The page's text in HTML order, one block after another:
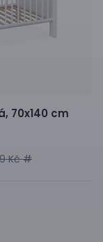
70x140 cm
Kč #